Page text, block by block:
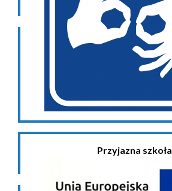
Przyjazna szkoła